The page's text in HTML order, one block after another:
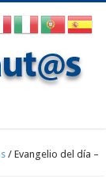
/ Evangelio del día –